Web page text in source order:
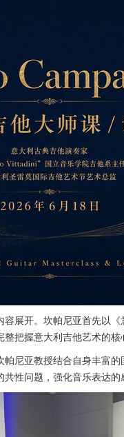
展开。坎帕尼亚首先以
把握意大利吉他艺术的核
尼亚教授结合自身丰富
性问题，强化音乐表达的